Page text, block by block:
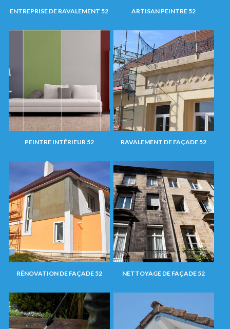
ENTREPRISE DE RAVALEMENT 52 ARTISAN PEINTRE 52
PEINTRE INTÉRIEUR 52 RAVALEMENT DE FAÇADE 52
RÉNOVATION DE FAÇADE 52 NETTOYAGE DE FAÇADE 52